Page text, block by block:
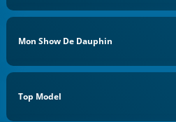
Mon Show De Dauphin
Top Model